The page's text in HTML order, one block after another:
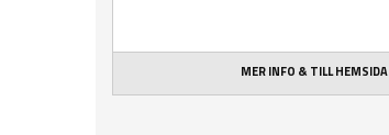
MER INFO & TILL HEMSIDA